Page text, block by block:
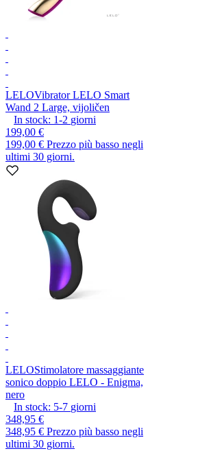
LELOVibrator LELO Smart
Wand 2 Large, vijoličen
In stock: 1-2 giorni
199,00 €
199,00 € Prezzo più basso negli
ultimi 30 giorni.
LELOStimolatore massaggiante
sonico doppio LELO - Enigma,
nero
In stock: 5-7 giorni
348,95 €
348,95 € Prezzo più basso negli
ultimi 30 giorni.